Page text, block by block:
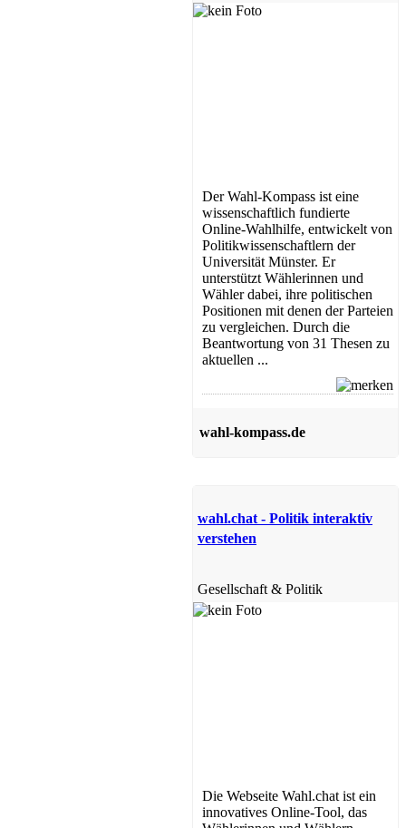
Der Wahl-Kompass ist eine
wissenschaftlich fundierte
Online-Wahlhilfe, entwickelt von
Politikwissenschaftlern der
Universität Münster. Er
unterstützt Wählerinnen und
Wähler dabei, ihre politischen
Positionen mit denen der Parteien
zu vergleichen. Durch die
Beantwortung von 31 Thesen zu
aktuellen ...
wahl-kompass.de
wahl.chat - Politik interaktiv
verstehen
Gesellschaft & Politik
Die Webseite Wahl.chat ist ein
innovatives Online-Tool, das